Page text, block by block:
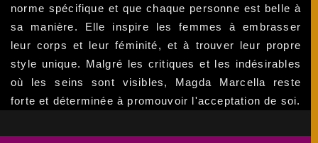
norme spécifique et que chaque personne est belle à
sa manière. Elle inspire les femmes à embrasser
leur corps et leur féminité, et à trouver leur propre
style unique. Malgré les critiques et les indésirables
où les seins sont visibles, Magda Marcella reste
forte et déterminée à promouvoir l'acceptation de soi.